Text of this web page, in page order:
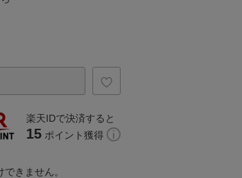
楽天IDで決済すると
15 ポイント獲得
きません。